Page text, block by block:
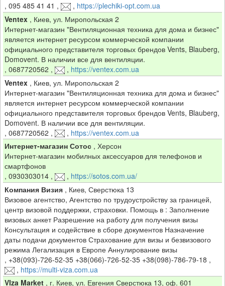
, 095 485 41 41 , , https://plechiki-opt.com.ua
Ventex, Киев, ул. Миропольская 2
Интернет-магазин "Вентиляционная техника для дома и бизнес"
является интернет ресурсом коммерческой компании
официального представителя торговых брендов Vents, Blauberg,
Domovent. В наличии все для вентиляции.
, 0687720562 , , https://ventex.com.ua
Ventex, Киев, ул. Миропольская 2
Интернет-магазин "Вентиляционная техника для дома и бизнес"
является интернет ресурсом коммерческой компании
официального представителя торговых брендов Vents, Blauberg,
Domovent. В наличии все для вентиляции.
, 0687720562 , , https://ventex.com.ua
Интернет-магазин Сотос, Херсон
Интернет-магазин мобилных аксессуаров для телефонов и
смартфонов
, 0930303014, , https://sotos.com.ua/
Компания Визия, Киев, Сверстюка 13
Визовое агентство, Агентство по трудоустройству за границей,
центр визовой поддержки, страховки. Помощь в : Заполнение
визовых анкет Разрешение на работу для получения визы
Консультация и содействие в сборе документов Назначение
даты подачи документов Страхование для визы и безвизового
режима Легализация в Европе Аннулирование визы
, +38(093)-726-52-35 +38(066)-726-52-35 +38(098)-786-79-18 ,
, https://multi-viza.com.ua
VIza Market, г. Киев, ул. Евгения Сверстюка 13, оф. 601